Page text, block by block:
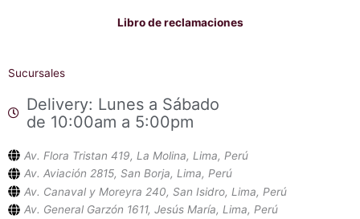
Libro de reclamaciones
Sucursales
Delivery: Lunes a Sábado
de 10:00am a 5:00pm
Av. Flora Tristan 419, La Molina, Lima, Perú
Av. Aviación 2815, San Borja, Lima, Perú
Av. Canaval y Moreyra 240, San Isidro, Lima, Perú
Av. General Garzón 1611, Jesús María, Lima, Perú